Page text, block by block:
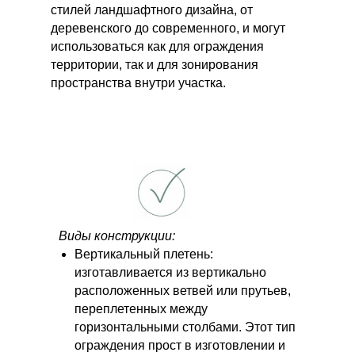
стилей ландшафтного дизайна, от
деревенского до современного, и могут
использоваться как для ограждения
территории, так и для зонирования
пространства внутри участка.
Виды конструкции:
Вертикальный плетень:
изготавливается из вертикально
расположенных ветвей или прутьев,
переплетенных между
горизонтальными столбами. Этот тип
ограждения прост в изготовлении и
Перезвоните мне